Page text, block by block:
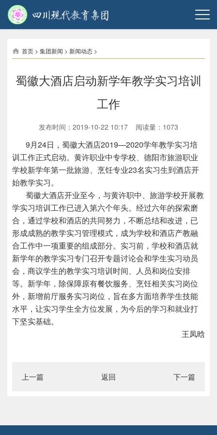
首页 > 集团新闻 > 新闻动态 >
蜀徽大酒店启动新学年教学实习培训
工作
发布时间：2019-10-22 10:17 阅读量： 1073
9月24日，蜀徽大酒店2019—2020学年教学实习培
训工作正式启动。黄许职业中专学校、德阳市旅游职业
学校新学年第一批旅游、烹饪专业23名实习生到酒店开
始教学实习。
蜀徽大酒店开业至今，与黄许职中、旅游学校开展教
学实习培训工作已进入第六个年头。经过六年的探索磨
合，通过学校和酒店的共同努力，不断总结和改进，已
形成成熟的教学实习管理模式，成为学校和酒店产教融
合工作中一项重要的组成部分。实习前，学校和酒店就
新学年的教学实习专门召开专题讨论会和学生实习动员
会，商议学生的教学实习培训时间、人员和岗位安排
等。新学年，除保障原有餐饮服务、烹饪相关实习岗位
外，新增前厅服务实习岗位，旨在多方面培养学生技能
水平，让实习学生全方位发展，为今后的学习和就业打
下坚实基础。
王凤晗
上一篇 返回 下一篇